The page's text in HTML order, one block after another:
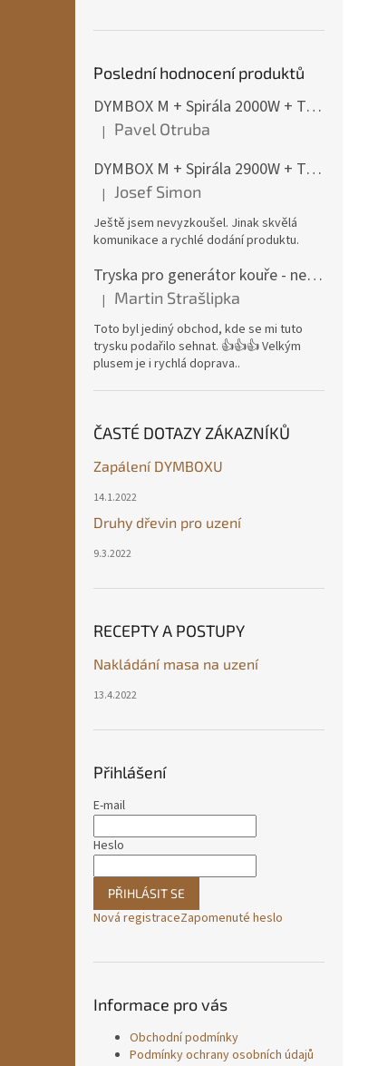
Poslední hodnocení produktů
DYMBOX M + Spirála 2000W + Termostat do 4500W
Hodnocení produktu je 5 z 5 hvězdiček.
| Pavel Otruba
DYMBOX M + Spirála 2900W + Termostat do 4500W
Hodnocení produktu je 5 z 5 hvězdiček.
| Josef Simon
Ještě jsem nevyzkoušel. Jinak skvělá
komunikace a rychlé dodání produktu.
Tryska pro generátor kouře - nerezová ocel
Hodnocení produktu je 5 z 5 hvězdiček.
| Martin Strašlipka
Toto byl jediný obchod, kde se mi tuto
trysku podařilo sehnat. 👍👍👍 Velkým
plusem je i rychlá doprava..
ČASTÉ DOTAZY ZÁKAZNÍKŮ
Zapálení DYMBOXU
14.1.2022
Druhy dřevin pro uzení
9.3.2022
RECEPTY A POSTUPY
Nakládání masa na uzení
13.4.2022
Přihlášení
E-mail
Heslo
PŘIHLÁSIT SE
Nová registraceZapomenuté heslo
Informace pro vás
Obchodní podmínky
Podmínky ochrany osobních údajů